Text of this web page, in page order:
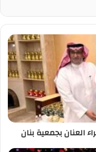
العنان بجمعية بنان